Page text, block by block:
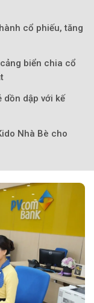
Theo Sở hữu trí
cổ phiếu, tăng
biển chia cổ
dồn dập với kế
Nhà Bè cho